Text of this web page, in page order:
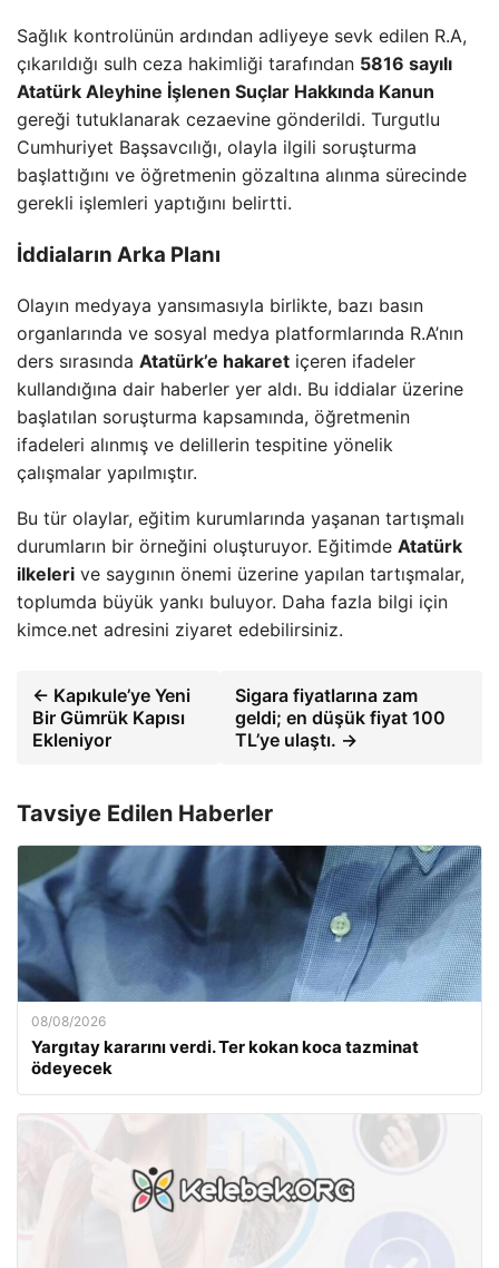
Sağlık kontrolünün ardından adliyeye sevk edilen R.A,
çıkarıldığı sulh ceza hakimliği tarafından 5816 sayılı
Atatürk Aleyhine İşlenen Suçlar Hakkında Kanun
gereği tutuklanarak cezaevine gönderildi. Turgutlu
Cumhuriyet Başsavcılığı, olayla ilgili soruşturma
başlattığını ve öğretmenin gözaltına alınma sürecinde
gerekli işlemleri yaptığını belirtti.
İddiaların Arka Planı
Olayın medyaya yansımasıyla birlikte, bazı basın
organlarında ve sosyal medya platformlarında R.A’nın
ders sırasında Atatürk’e hakaret içeren ifadeler
kullandığına dair haberler yer aldı. Bu iddialar üzerine
başlatılan soruşturma kapsamında, öğretmenin
ifadeleri alınmış ve delillerin tespitine yönelik
çalışmalar yapılmıştır.
Bu tür olaylar, eğitim kurumlarında yaşanan tartışmalı
durumların bir örneğini oluşturuyor. Eğitimde Atatürk
ilkeleri ve saygının önemi üzerine yapılan tartışmalar,
toplumda büyük yankı buluyor. Daha fazla bilgi için
kimce.net adresini ziyaret edebilirsiniz.
← Kapıkule’ye Yeni
Bir Gümrük Kapısı
Ekleniyor
Sigara fiyatlarına zam
geldi; en düşük fiyat 100
TL’ye ulaştı. →
Tavsiye Edilen Haberler
08/08/2026
Yargıtay kararını verdi. Ter kokan koca tazminat
ödeyecek